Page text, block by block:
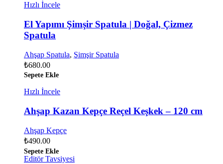
Hızlı İncele
El Yapımı Şimşir Spatula | Doğal, Çizmez
Spatula
Ahşap Spatula, Şimşir Spatula
₺680.00
Sepete Ekle
Hızlı İncele
Ahşap Kazan Kepçe Reçel Keşkek – 120 cm
Ahşap Kepçe
₺490.00
Sepete Ekle
Editör Tavsiyesi